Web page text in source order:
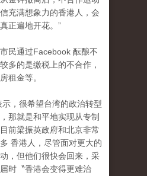
充满想象力的香港人，会
正遍地开花。”
民通过Facebook 酝酿不
多的是缴税上的不合作 ，
租金等。
，很希望台湾的政治转型
那就是和平地实现从专制
前梁振英政府和北京非常
香港人，尽管面对更大的
，但他们很快会回来，采
时〝香港会变得更难治